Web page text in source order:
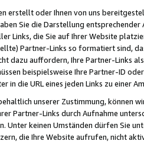
erstellt oder Ihnen von uns
Sie die Darstellung
Links, die Sie auf Ihrer Website
Partner-Links so formatiert sind,
dazu auffordern, Ihre Partner-Links
beispielsweise Ihre Partner-ID
in die URL eines jeden Links zu einer
unserer Zustimmung, können
Partner-Links durch Aufnahme
Unter keinen Umständen dürfen Sie
die Ihre Website aufrufen, nicht